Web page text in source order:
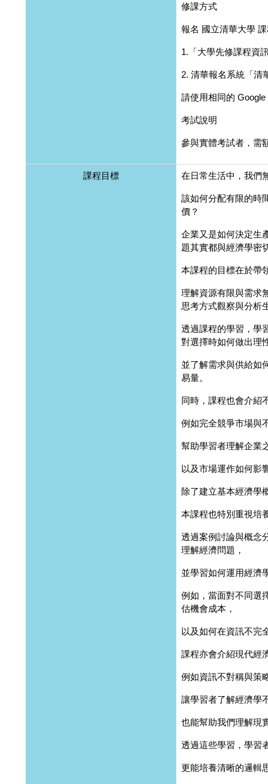
修課方式
報名 國立清華大學
1.「大學先修課程資
2. 清華報名系統「清
請使用相同的
考試說明
參與實體考試者，需
課程目標 在日常生活中，我們
該如何分配有限的時
價？
企業又是如何決定生
題其實都與經濟學密
本課程的目標在於帶
理解資源有限與需求
思考方式觀察與分析
透過課程的學習，學
對選擇時如何做出理
並了解需求與供給如
易量。
同時，課程也會介紹
例如完全競爭市場與
幫助學習者理解企業
以及市場運作如何影
除了建立基本經濟學
本課程也特別重視培
透過案例討論與概念
理解經濟問題，
並學習如何運用經濟
例如，當面對不同選
估機會成本，
以及如何在資訊不完
課程亦會介紹現代經
例如資訊不對稱與策
讓學習者了解經濟學
也能幫助我們理解現
透過這些學習，學習
更能培養清晰的邏輯